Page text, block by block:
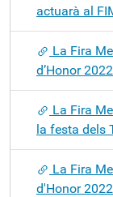
actuarà al
La Fira
d’Honor 2022
La Fira
la festa dels
La Fira
d'Honor